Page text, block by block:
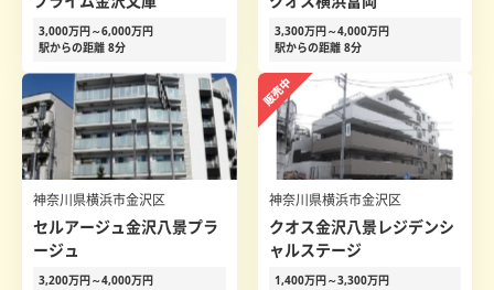
3,000万円～6,000万円
駅からの距離 8分
3,300万円～4,000万円
駅からの距離 8分
神奈川県横浜市金沢区
セルアージュ金沢八景プラ
ージュ
3,200万円～4,000万円
神奈川県横浜市金沢区
クオス金沢八景レジデンシ
ャルステージ
1,400万円～3,300万円